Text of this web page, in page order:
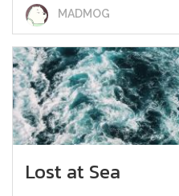
MADMOG
Lost at Sea